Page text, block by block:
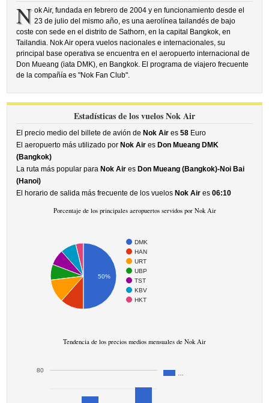
N ok Air, fundada en febrero de 2004 y en funcionamiento desde el
23 de julio del mismo año, es una aerolínea tailandés de bajo
coste con sede en el distrito de Sathorn, en la capital Bangkok, en
Tailandia. Nok Air opera vuelos nacionales e internacionales, su
principal base operativa se encuentra en el aeropuerto internacional de
Don Mueang (iata DMK), en Bangkok. El programa de viajero frecuente
de la compañía es "Nok Fan Club".
Estadísticas de los vuelos Nok Air
El precio medio del billete de avión de Nok Air es58 Euro
El aeropuerto más utilizado por Nok Air es Don Mueang DMK
(Bangkok)
La ruta más popular para Nok Air es Don Mueang (Bangkok)-Noi Bai
(Hanoi)
El horario de salida más frecuente de los vuelos Nok Air es06:10
Porcentaje de los principales aeropuertos servidos por Nok Air
DMK
HAN
URT
UBP
TST
KBV
HKT
50%
Tendencia de los precios medios mensuales de Nok Air
80